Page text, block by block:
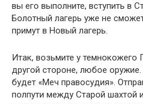
вы его выполните, вступить в
Болотный лагерь уже не
примут в Новый лагерь.
Итак, возьмите у темнокожего
другой стороне, любое
будет «Меч правосудия».
полпути между Старой шахтой